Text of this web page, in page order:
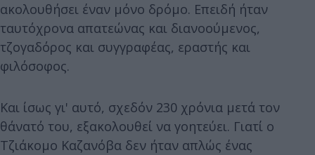
ακολουθήσει έναν μόνο δρόμο. Επειδή ήταν
ταυτόχρονα απατεώνας και διανοούμενος,
τζογαδόρος και συγγραφέας, εραστής και
φιλόσοφος.
Και ίσως γι' αυτό, σχεδόν 230 χρόνια μετά τον
θάνατό του, εξακολουθεί να γοητεύει. Γιατί ο
Τζιάκομο Καζανόβα δεν ήταν απλώς ένας